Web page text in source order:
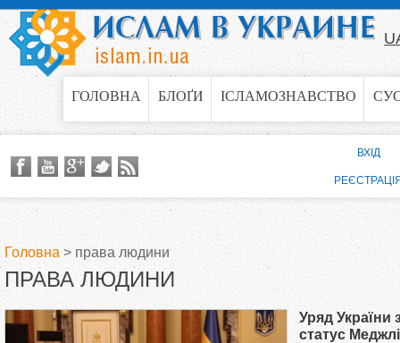
Jump to navigation
ГОЛОВНА БЛОҐИ ІСЛАМОЗНАВСТВО
В
и
Головна > права людини
ПРАВА ЛЮДИНИ
Уряд України
статус
ВХІД